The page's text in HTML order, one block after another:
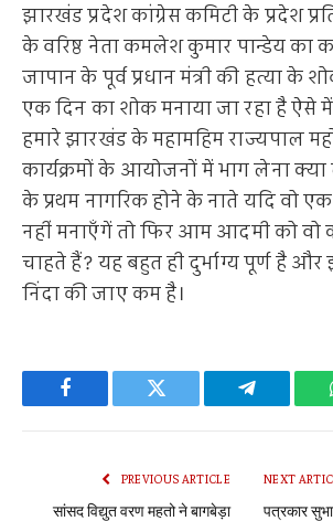
झारखंड प्रदेश कांग्रेस कमिटी के प्रदेश
के वरिष्ठ नेता कमलेश कुमार पान्डेय
जापान के पूर्व प्रधान मंत्री की हत्या के
एक दिन का शोक मनाया जा रहा है
हमारे झारखंड के महामहिम राज्यपाल
कार्यक्रमों के आयोजनों में भाग लेना क्या
के प्रथम नागरिक होने के नाते यदि वो
नहीं मनाएँगें तो फिर आम आदमी को वो
चाहते हैं? यह बहुत ही दुर्भाग्य पूर्ण है और
निंदा की जाए कम है।
Facebook Twitter Telegram
PREVIOUS ARTICLE
सांसद विद्युत वरण महतो ने बागबेड़ा
NEXT
पत्रकार